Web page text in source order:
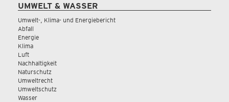
UMWELT & WASSER
Umwelt-, Klima- und Energiebericht
Abfall
Energie
Klima
Luft
Nachhaltigkeit
Naturschutz
Umweltrecht
Umweltschutz
Wasser